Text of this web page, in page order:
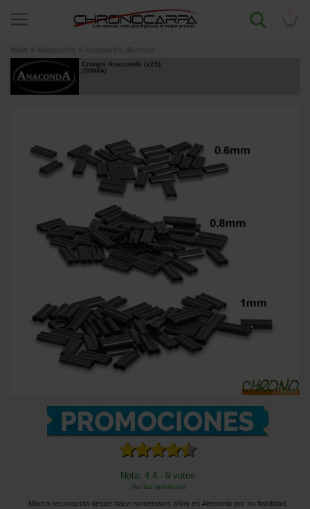
Inicio » Accesorios » Accesorios diversos
Crimps Anaconda (x25)
[233868A]
Nota: 4.4 - 9 votos
Ver las opiniones
Marca reconocida desde hace numerosos años en Alemania por su fiabilidad,